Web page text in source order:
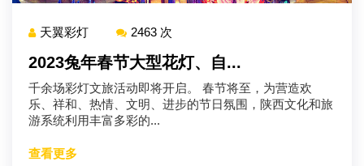
天翼彩灯 2463 次
2023兔年春节大型花灯、自...
千余场彩灯文旅活动即将开启。 春节将至，为营造欢
乐、祥和、热情、文明、进步的节日氛围，陕西文化和旅
游系统利用丰富多彩的...
查看更多